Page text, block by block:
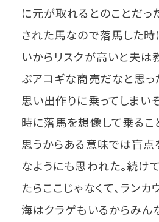
に元が取れるとのことだっ
された馬なので落馬した
いからリスクが高いと夫は
ぶアコギな商売だなと思っ
思い出作りに乗ってしまい
時に落馬を想像して乗るこ
思うからある意味では盲
なようにも思われた。続け
たらここじゃなくて、ラン
海はクラゲもいるからみ